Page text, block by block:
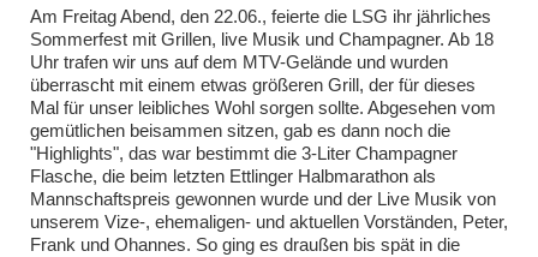
Am Freitag Abend, den 22.06., feierte die LSG ihr jährliches
Sommerfest mit Grillen, live Musik und Champagner. Ab 18
Uhr trafen wir uns auf dem MTV-Gelände und wurden
überrascht mit einem etwas größeren Grill, der für dieses
Mal für unser leibliches Wohl sorgen sollte. Abgesehen vom
gemütlichen beisammen sitzen, gab es dann noch die
"Highlights", das war bestimmt die 3-Liter Champagner
Flasche, die beim letzten Ettlinger Halbmarathon als
Mannschaftspreis gewonnen wurde und der Live Musik von
unserem Vize-, ehemaligen- und aktuellen Vorständen, Peter,
Frank und Ohannes. So ging es draußen bis spät in die